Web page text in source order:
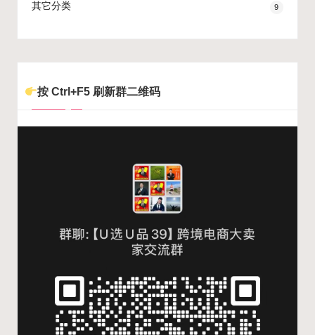
其它分类 9
按 Ctrl+F5 刷新群二维码